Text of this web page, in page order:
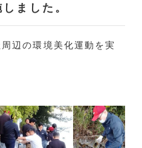
ました。
辺の環境美化運動を実